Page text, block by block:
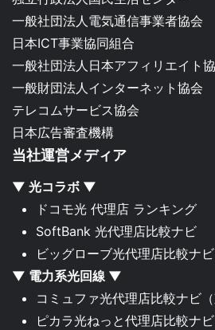
一般社団法人電気通信事業者協会
日本ICT事業協同組合
一般社団法人日本アフィリエイト
一般財団法人インターネット協会
テレコムサービス協会
日本広告審査機構
当社運営メディア
▼ 光コラボ ▼
ドコモ光 代理店 ランキング
SoftBank 光代理店比較ナビ
ビッグローブ光代理店比較ナビ
▼ 電力系光回線 ▼
コミュファ光代理店比較ナビ
ピカラ光ねっと代理店比較ナビ